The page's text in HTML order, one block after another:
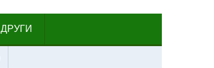
ДРУГИ